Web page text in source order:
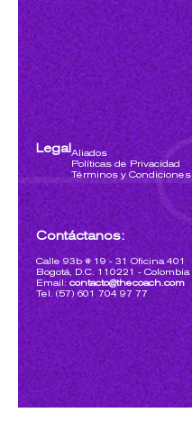
LegalAliados
Políticas de Privacidad
Términos y Condiciones
Contáctanos:
Calle 93b # 19 - 31 Oficina 401
Bogotá, D.C. 110221 - Colombia
Email: contacto@thecoach.com
Tel. (57) 601 704 97 77